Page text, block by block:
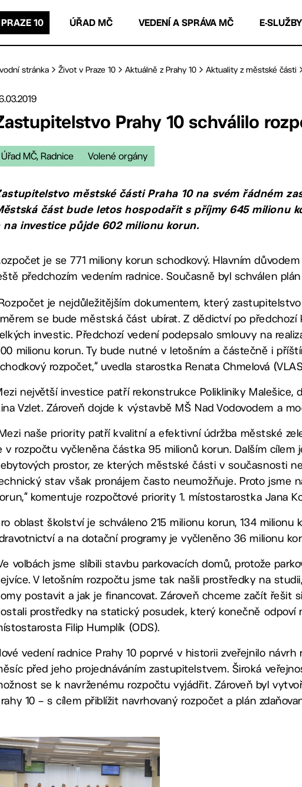
10 ÚŘAD MČ VEDENÍ A SPRÁVA MČ E-SLUŽBY
stránka Život v Praze 10 Aktuálně z Prahy 10 Aktuality z městské části
Prahy 10 schválilo
Úřad MČ, Radnice Volené orgány
městské části Praha 10 na svém řádném
část bude letos hospodařit s příjmy 645 milionu
na investice půjde 602 milionu korun.
je se 771 miliony korun schodkový. Hlavním
předchozím vedením radnice. Současně byl schválen
je nejdůležitějším dokumentem, který
se bude městská část ubírat. Z dědictví po předchozí
investic. Předchozí vedení podepsalo smlouvy na
milionu korun. Ty bude nutné v letošním a částečně i
rozpočet,“ uvedla starostka Renata Chmelová
největší investice patří rekonstrukce Polikliniky Malešice,
Vzlet. Zároveň dojde k výstavbě MŠ Nad Vodovodem a
naše priority patří kvalitní a efektivní údržba městské
v rozpočtu vyčleněna částka 95 milionů korun. Dalším cílem
prostor, ze kterých městské části v současnosti
stav však pronájem často neumožňuje. Proto jsme
komentuje rozpočtové priority 1. místostarostka Jana
oblast školství je schváleno 215 milionu korun, 134
a na dotační programy je vyčleněno 36 milionu
volbách jsme slíbili stavbu parkovacích domů, protože
V letošním rozpočtu jsme tak našli prostředky na
postavit a jak je financovat. Zároveň chceme začít řešit
prostředky na statický posudek, který konečně odpoví
Filip Humplík (ODS).
vedení radnice Prahy 10 poprvé v historii zveřejnilo
před jeho projednáváním zastupitelstvem. Široká
se k navrženému rozpočtu vyjádřit. Zároveň byl
10 – s cílem přiblížit navrhovaný rozpočet a plán